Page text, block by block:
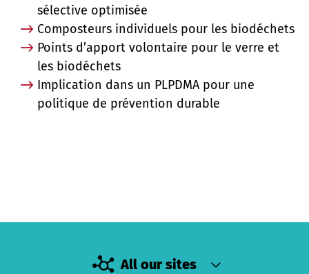
sélective optimisée
Composteurs individuels pour les biodéchets
Points d’apport volontaire pour le verre et
les biodéchets
Implication dans un PLPDMA pour une
politique de prévention durable
All our sites